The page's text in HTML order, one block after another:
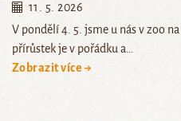
11. 5. 2026
V pondělí 4. 5. jsme u nás v zoo
přírůstek je v pořádku a…
Zobrazit více →